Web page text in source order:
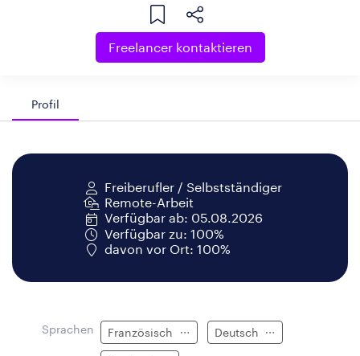
Freelancer kontaktieren
Profil
Freiberufler / Selbstständiger
Remote-Arbeit
Verfügbar ab: 05.08.2026
Verfügbar zu: 100%
davon vor Ort: 100%
Sprachen Französisch Deutsch